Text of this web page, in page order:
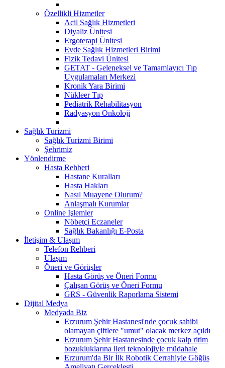
Özellikli Hizmetler
Acil Sağlık Hizmetleri
Diyaliz Ünitesi
Ergoterapi Ünitesi
Evde Sağlık Hizmetleri Birimi
Fizik Tedavi Ünitesi
GETAT - Geleneksel ve Tamamlayıcı Tıp
Uygulamaları Merkezi
Kronik Yara Birimi
Nükleer Tıp
Pediatrik Rehabilitasyon
Radyasyon Onkoloji
Sağlık Turizmi
Sağlık Turizmi Birimi
Şehrimiz
Yönlendirme
Hasta Rehberi
Hastane Kuralları
Hasta Hakları
Nasıl Muayene Olurum?
Anlaşmalı Kurumlar
Online İşlemler
Nöbetçi Eczaneler
Sağlık Bakanlığı E-Posta
İletişim & Ulaşım
Telefon Rehberi
Ulaşım
Öneri ve Görüşler
Hasta Görüş ve Öneri Formu
Çalışan Görüş ve Öneri Formu
GRS - Güvenlik Raporlama Sistemi
Dijital Medya
Medyada Biz
Erzurum Şehir Hastanesi'nde çocuk sahibi
olamayan çiftlere "umut" olacak merkez açıldı
Erzurum Şehir Hastanesinde çocuk kalp ritim
bozukluklarına ileri teknolojiyle müdahale
Erzurum'da Bir İlk Robotik Cerrahiyle Göğüs